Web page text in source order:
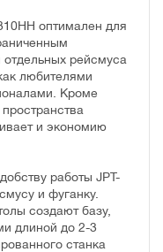
оптимален для
рейсмуса
любителями
Кроме
и экономию
работы JPT-
и фуганку.
создают базу,
длиной до 2-3
станка